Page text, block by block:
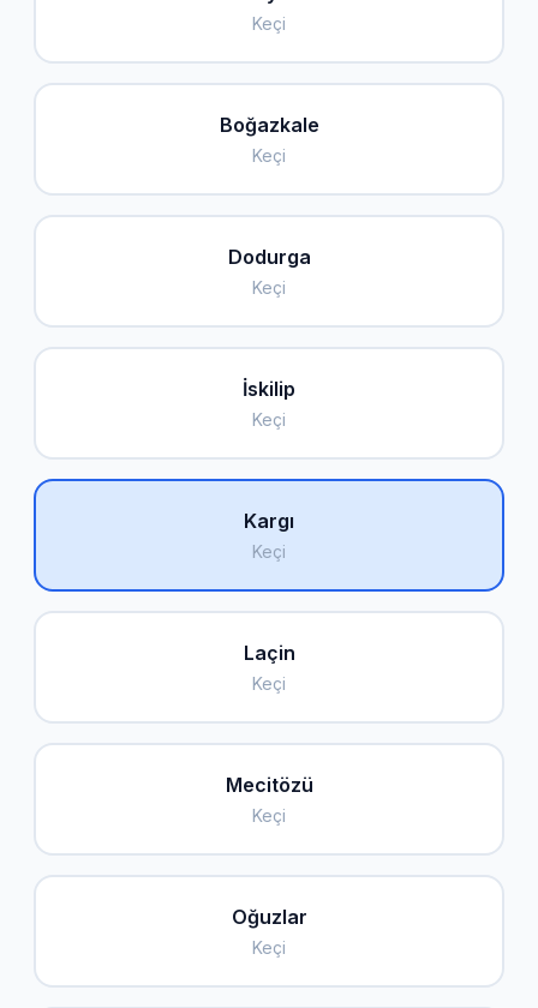
Keçi
Boğazkale
Keçi
Dodurga
Keçi
İskilip
Keçi
Kargı
Keçi
Laçin
Keçi
Mecitözü
Keçi
Oğuzlar
Keçi